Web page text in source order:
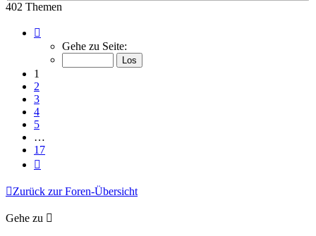
402 Themen
von
Gehe zu Seite:
1
2
3
4
5
…
17
Zurück zur Foren-Übersicht
Gehe zu